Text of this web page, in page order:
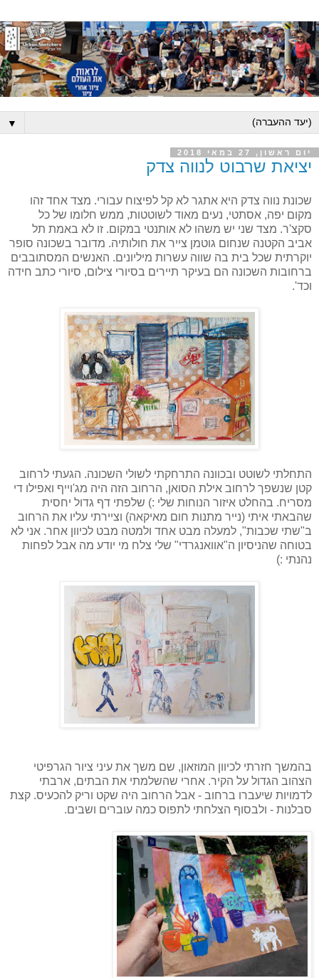
▼
יום ראשון, 27 במאי 2018
יציאת שרבוט לנווה צדק
שכונת נווה צדק היא אתגר לא קל לפיצוח עבורי. מצד אחד זהו
מקום יפה, אסתטי, נעים מאוד לשוטטות, ממש חלומו של כל
סקצ'ר. מצד שני יש משהו לא אותנטי במקום. זו לא באמת תל
אביב הקטנה שנחום גוטמן צייר את חולותיה. מדובר בשכונה סופר
יוקרתית שכל בית בה שווה עשרות מיליונים. האנשים המסתובבים
ברחובות השכונה הם בעיקר תיירים בסיורי צילום, סיורי כתב חידה
וכד'.
התחלתי לשוטט ובכוונה התרחקתי לשולי השכונה. הגעתי לרחוב
קטן שנשפך לרחוב אילת הסואן, הרחוב הזה היה מג'וייף ואפילו די
מסריח. בהחלט איזור הנוחות שלי :) שלפתי דף גדול יחסית
שהבאתי איתי (נייר מתנות חום מאיקאה) וציירתי עליו את הרחוב
ב"שתי שכבות", למעלה מבט אחד ולמטה מבט לכיוון אחר. אני לא
בטוחה שהניסיון ה"אוואנגרדי" שלי צלח מי יודע מה אבל לפחות
נהנתי :)
בהמשך חזרתי לכיוון המוזאון, שם משך את עיני ציור הגרפיטי
הצהוב הגדול על הקיר. אחרי שהשלמתי את הבתים, ארבתי
לדמויות שיעברו ברחוב - אבל הרחוב היה שקט וריק להכעיס. קצת
סבלנות - ולבסוף הצלחתי לתפוס כמה עוברים ושבים.